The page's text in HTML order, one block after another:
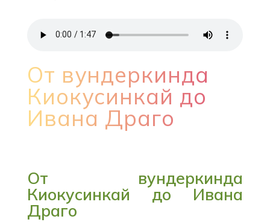
От вундеркинда
Киокусинкай до
Ивана Драго
От вундеркинда
Киокусинкай до Ивана
Драго